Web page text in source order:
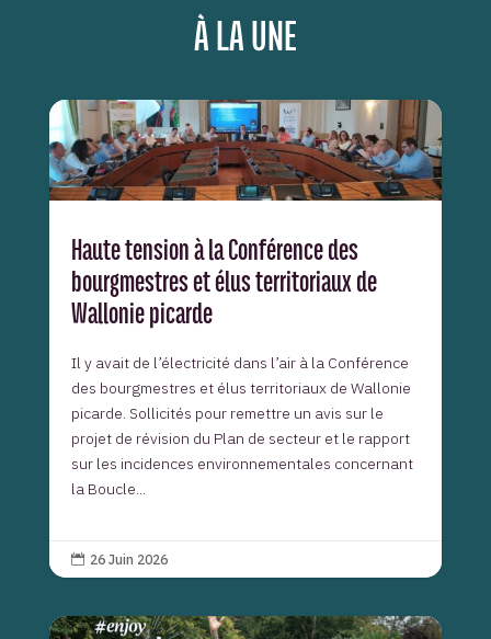
À LA UNE
Haute tension à la Conférence des
bourgmestres et élus territoriaux de
Wallonie picarde
Il y avait de l’électricité dans l’air à la Conférence
des bourgmestres et élus territoriaux de Wallonie
picarde. Sollicités pour remettre un avis sur le
projet de révision du Plan de secteur et le rapport
sur les incidences environnementales concernant
la Boucle...
 26 Juin 2026